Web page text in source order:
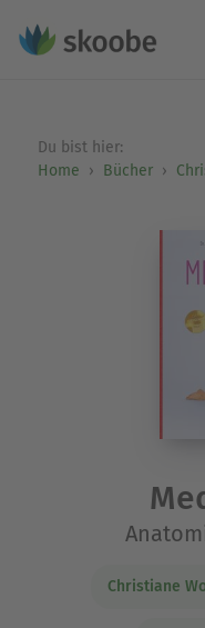
Du bist hier:
Home
Bücher
Christiane